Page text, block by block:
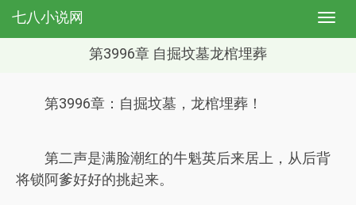
七八小说网
第3996章 自掘坟墓龙棺埋葬
第3996章：自掘坟墓，龙棺埋葬！
第二声是满脸潮红的牛魁英后来居上，从后背
将锁阿爹好好的挑起来。